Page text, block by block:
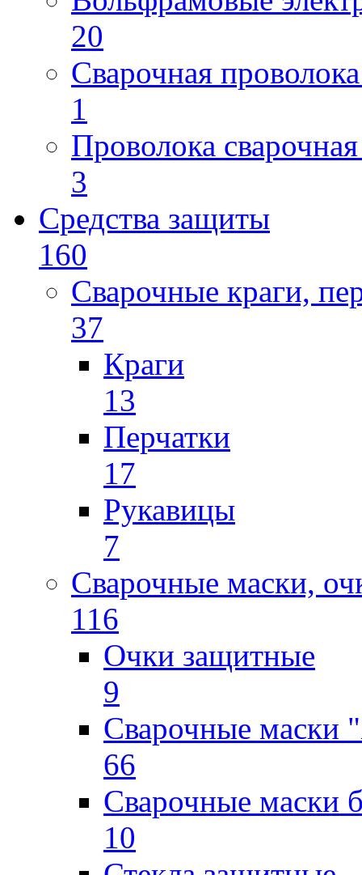
20
Сварочная
1
Проволока
3
Средства защиты
160
Сварочные краги,
37
Краги
13
Перчатки
17
Рукавицы
7
Сварочные маски,
116
Очки защитные
9
Сварочные маски
66
Сварочные маски
10